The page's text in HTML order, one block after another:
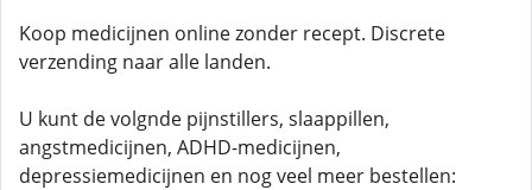
Koop medicijnen online zonder recept. Discrete
verzending naar alle landen.
U kunt de volgnde pijnstillers, slaappillen,
angstmedicijnen, ADHD-medicijnen,
depressiemedicijnen en nog veel meer bestellen: